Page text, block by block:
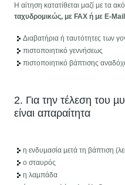
Η αίτηση κατατίθεται μαζί με τα
ταχυδροµικώς, με FAX ή με E-Mail
Διαβατήρια ή ταυτότητες των
πιστοποιητικό γεννήσεως
πιστοποιητικό βάπτισης
2. Για την τέλεση του
είναι απαραίτητα
η ενδυµασία µετά τη βάπτιση
ο σταυρός
η λαµπάδα